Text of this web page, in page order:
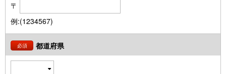
〒
例:(1234567)
必須 都道府県